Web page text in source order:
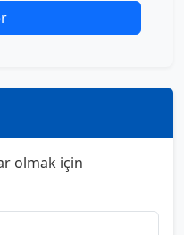
olmak için